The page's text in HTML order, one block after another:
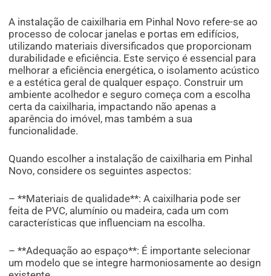
A instalação de caixilharia em Pinhal Novo refere-se ao
processo de colocar janelas e portas em edifícios,
utilizando materiais diversificados que proporcionam
durabilidade e eficiência. Este serviço é essencial para
melhorar a eficiência energética, o isolamento acústico
e a estética geral de qualquer espaço. Construir um
ambiente acolhedor e seguro começa com a escolha
certa da caixilharia, impactando não apenas a
aparência do imóvel, mas também a sua
funcionalidade.
Quando escolher a instalação de caixilharia em Pinhal
Novo, considere os seguintes aspectos:
– **Materiais de qualidade**: A caixilharia pode ser
feita de PVC, alumínio ou madeira, cada um com
características que influenciam na escolha.
– **Adequação ao espaço**: É importante selecionar
um modelo que se integre harmoniosamente ao design